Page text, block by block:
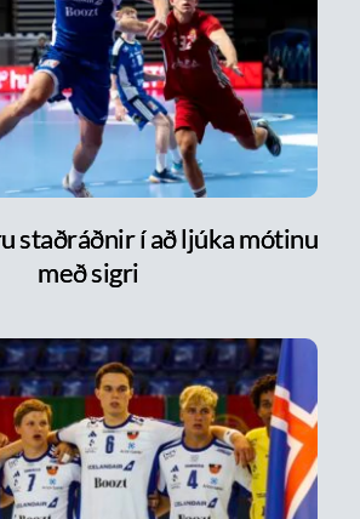
staðráðnir í að ljúka mótinu
með sigri